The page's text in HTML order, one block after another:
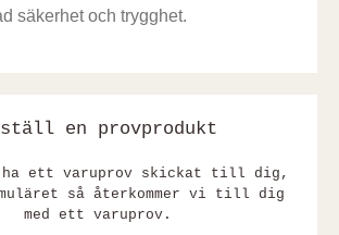
säkerhet och trygghet.
en provprodukt
ha ett varuprov skickat till dig,
så återkommer vi till dig
med ett varuprov.